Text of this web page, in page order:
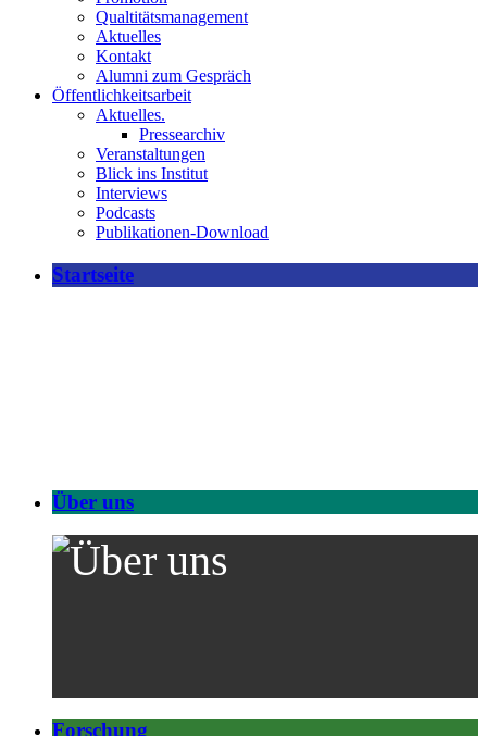
Qualtitätsmanagement
Aktuelles
Kontakt
Alumni zum Gespräch
Öffentlichkeitsarbeit
Aktuelles.
Pressearchiv
Veranstaltungen
Blick ins Institut
Interviews
Podcasts
Publikationen-Download
Startseite
Über uns
Forschung